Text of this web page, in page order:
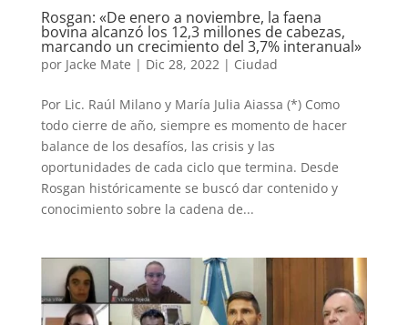
Rosgan: «De enero a noviembre, la faena
bovina alcanzó los 12,3 millones de cabezas,
marcando un crecimiento del 3,7% interanual»
por Jacke Mate | Dic 28, 2022 | Ciudad
Por Lic. Raúl Milano y María Julia Aiassa (*) Como
todo cierre de año, siempre es momento de hacer
balance de los desafíos, las crisis y las
oportunidades de cada ciclo que termina. Desde
Rosgan históricamente se buscó dar contenido y
conocimiento sobre la cadena de...